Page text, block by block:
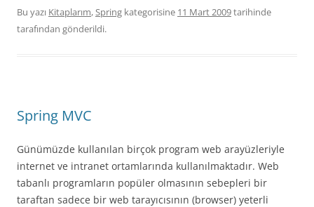
Bu yazı Kitaplarım,Spring kategorisine 11 Mart 2009tarihinde
tarafından gönderildi.
Spring MVC
Günümüzde kullanılan birçok program web arayüzleriyle
internet ve intranet ortamlarında kullanılmaktadır. Web
tabanlı programların popüler olmasının sebepleri bir
taraftan sadece bir web tarayıcısının (browser) yeterli